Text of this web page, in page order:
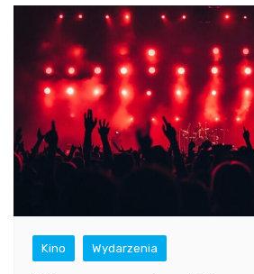
Kino Wydarzenia